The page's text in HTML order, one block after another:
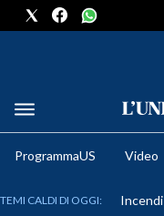
METEO
ProgrammaUS Video
TEMI CALDI DI OGGI: Incendi